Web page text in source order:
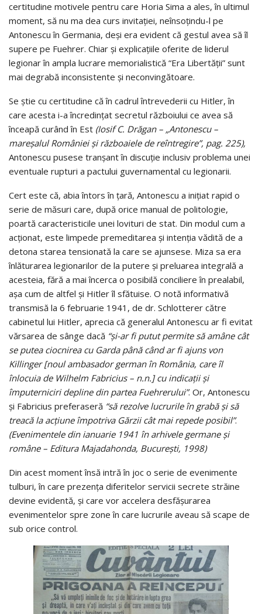
certitudine motivele pentru care Horia Sima a ales, în ultimul
moment, să nu ma dea curs invitației, neînsoțindu-l pe
Antonescu în Germania, deși era evident că gestul avea să îl
supere pe Fuehrer. Chiar și explicațiile oferite de liderul
legionar în ampla lucrare memorialistică “Era Libertății” sunt
mai degrabă inconsistente și neconvingătoare.
Se știe cu certitudine că în cadrul întrevederii cu Hitler, în
care acesta i-a încredințat secretul războiului ce avea să
înceapă curând în Est (Iosif C. Drăgan – „Antonescu –
mareşalul României şi războaiele de reîntregire”, pag. 225),
Antonescu pusese tranșant în discuție inclusiv problema unei
eventuale rupturi a pactului guvernamental cu legionarii.
Cert este că, abia întors în țară, Antonescu a iniţiat rapid o
serie de măsuri care, după orice manual de politologie,
poartă caracteristicile unei lovituri de stat. Din modul cum a
acționat, este limpede premeditarea și intenția vădită de a
detona starea tensionată la care se ajunsese. Miza sa era
înlăturarea legionarilor de la putere şi preluarea integrală a
acesteia, fără a mai încerca o posibilă conciliere în prealabil,
așa cum de altfel și Hitler îl sfătuise. O notă informativă
transmisă la 6 februarie 1941, de dr. Schlotterer către
cabinetul lui Hitler, aprecia că generalul Antonescu ar fi evitat
vărsarea de sânge dacă “și-ar fi putut permite să amâne cât
se putea ciocnirea cu Garda până când ar fi ajuns von
Killinger [noul ambasador german în România, care îl
înlocuia de Wilhelm Fabricius – n.n.] cu indicații și
împuterniciri depline din partea Fuehrerului”. Or, Antonescu
și Fabricius preferaseră “să rezolve lucrurile în grabă și să
treacă la acțiune împotriva Gărzii cât mai repede posibil”.
(Evenimentele din ianuarie 1941 în arhivele germane și
române – Editura Majadahonda, București, 1998)
Din acest moment însă intră în joc o serie de evenimente
tulburi, în care prezenţa diferitelor servicii secrete străine
devine evidentă, și care vor accelera desfășurarea
evenimentelor spre zone în care lucrurile aveau să scape de
sub orice control.